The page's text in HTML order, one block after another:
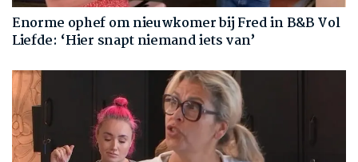
Enorme ophef om nieuwkomer bij Fred in B&B Vol
Liefde: ‘Hier snapt niemand iets van’